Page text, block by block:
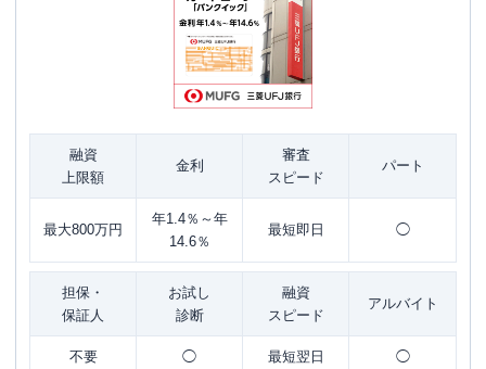
融資
上限額
金利
審査
スピード
パート
最大800万円
年1.4％～年
14.6％
最短即日 ◯
担保・
保証人
お試し
診断
融資
スピード
アルバイト
不要 ◯ 最短翌日 ◯